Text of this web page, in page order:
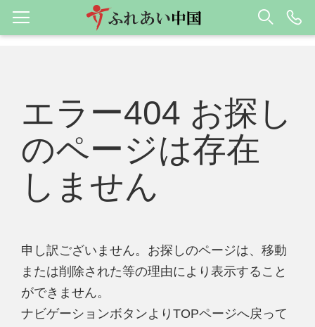
エラー404 お探し
のページは存在
しません
申し訳ございません。お探しのページは、移動
または削除された等の理由により表示すること
ができません。
ナビゲーションボタンよりTOPページへ戻って